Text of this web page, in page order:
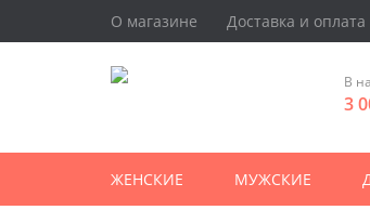
О магазине Доставка и оплата
В
3
ЖЕНСКИЕ МУЖСКИЕ